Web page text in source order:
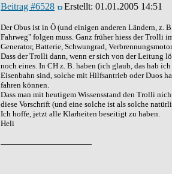
Beitrag #6528 Erstellt: 01.01.2005 14:51
Der Obus ist in Ö (und einigen anderen Ländern, z.
Fahrweg" folgen muss. Ganz früher hiess der Trolli
Generator, Batterie, Schwungrad,
Dass der Trolli dann, wenn er sich von der Leitung
noch eines. In CH z. B. haben (ich glaub, das hab
Eisenbahn sind, solche mit Hilfsantrieb oder Duos
fahren können.
Dass man mit heutigem Wissensstand den Trolli
diese Vorschrift (und eine solche ist als solche
Ich hoffe, jetzt alle Klarheiten beseitigt zu haben.
Heli